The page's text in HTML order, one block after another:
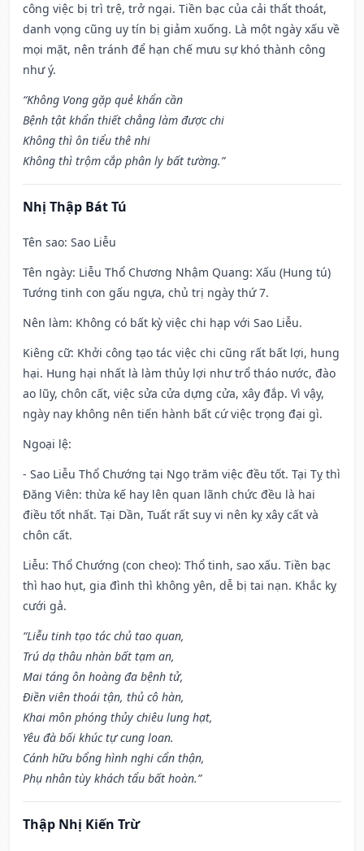
công việc bị trì trệ, trở ngại. Tiền bạc của cải thất thoát,
danh vọng cũng uy tín bị giảm xuống. Là một ngày xấu về
mọi mặt, nên tránh để hạn chế mưu sự khó thành công
như ý.
“Không Vong gặp quẻ khẩn cần
Bệnh tật khẩn thiết chẳng làm được chi
Không thì ôn tiểu thê nhi
Không thì trộm cắp phân ly bất tường.”
Nhị Thập Bát Tú
Tên sao: Sao Liễu
Tên ngày: Liễu Thổ Chương Nhậm Quang: Xấu (Hung tú)
Tướng tinh con gấu ngựa, chủ trị ngày thứ 7.
Nên làm: Không có bất kỳ việc chi hạp với Sao Liễu.
Kiêng cữ: Khởi công tạo tác việc chi cũng rất bất lợi, hung
hại. Hung hại nhất là làm thủy lợi như trổ tháo nước, đào
ao lũy, chôn cất, việc sửa cửa dựng cửa, xây đắp. Vì vậy,
ngày nay không nên tiến hành bất cứ việc trọng đại gì.
Ngoại lệ:
- Sao Liễu Thổ Chướng tại Ngọ trăm việc đều tốt. Tại Tỵ thì
Đăng Viên: thừa kế hay lên quan lãnh chức đều là hai
điều tốt nhất. Tại Dần, Tuất rất suy vi nên kỵ xây cất và
chôn cất.
Liễu: Thổ Chướng (con cheo): Thổ tinh, sao xấu. Tiền bạc
thì hao hụt, gia đình thì không yên, dễ bị tai nạn. Khắc kỵ
cưới gả.
“Liễu tinh tạo tác chủ tao quan,
Trú dạ thâu nhàn bất tạm an,
Mai táng ôn hoàng đa bệnh tử,
Điền viên thoái tận, thủ cô hàn,
Khai môn phóng thủy chiêu lung hạt,
Yêu đà bối khúc tự cung loan.
Cánh hữu bổng hình nghi cẩn thận,
Phụ nhân tùy khách tẩu bất hoàn.”
Thập Nhị Kiến Trừ